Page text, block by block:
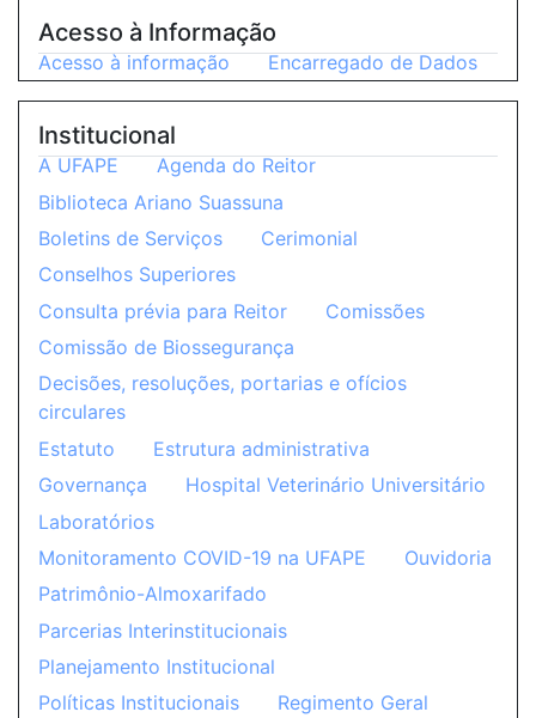
Acesso à Informação
Acesso à informação Encarregado de Dados
Institucional
A UFAPE
Agenda do Reitor
Biblioteca Ariano Suassuna
Boletins de Serviços
Cerimonial
Conselhos Superiores
Consulta prévia para Reitor
Comissões
Comissão de Biossegurança
Decisões, resoluções, portarias e ofícios
circulares
Estatuto
Estrutura administrativa
Governança
Hospital Veterinário Universitário
Laboratórios
Monitoramento COVID-19 na UFAPE
Ouvidoria
Patrimônio-Almoxarifado
Parcerias Interinstitucionais
Planejamento Institucional
Políticas Institucionais
Regimento Geral